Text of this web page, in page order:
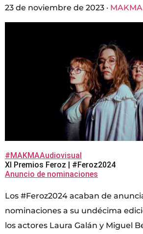
23 de noviembre de 2023 · MAKMA
#MAKMAAudiovisual
XI Premios Feroz | #Feroz2024
Anuncio de nominaciones
Los #Feroz2024 acaban de
nominaciones a su undécima
los actores Laura Galán y Miguel